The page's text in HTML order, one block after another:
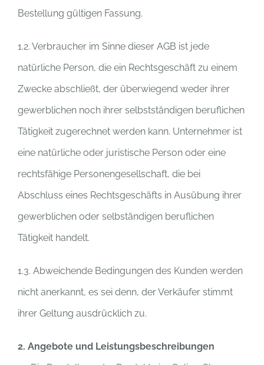
Bestellung gültigen Fassung.
1.2. Verbraucher im Sinne dieser AGB ist jede
natürliche Person, die ein Rechtsgeschäft zu einem
Zwecke abschließt, der überwiegend weder ihrer
gewerblichen noch ihrer selbstständigen beruflichen
Tätigkeit zugerechnet werden kann. Unternehmer ist
eine natürliche oder juristische Person oder eine
rechtsfähige Personengesellschaft, die bei
Abschluss eines Rechtsgeschäfts in Ausübung ihrer
gewerblichen oder selbständigen beruflichen
Tätigkeit handelt.
1.3. Abweichende Bedingungen des Kunden werden
nicht anerkannt, es sei denn, der Verkäufer stimmt
ihrer Geltung ausdrücklich zu.
2. Angebote und Leistungsbeschreibungen